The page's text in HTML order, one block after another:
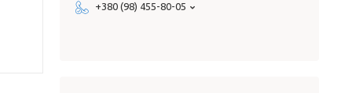
+380 (98) 455-80-05